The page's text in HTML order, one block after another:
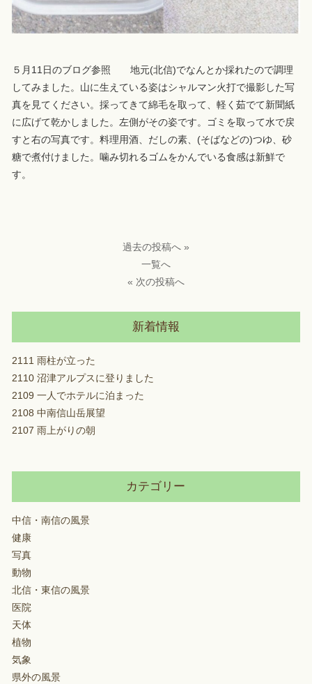
５月11日のブログ参照 地元(北信)でなんとか採れたので調理
してみました。山に生えている姿はシャルマン火打で撮影した写
真を見てください。採ってきて綿毛を取って、軽く茹でて新聞紙
に広げて乾かしました。左側がその姿です。ゴミを取って水で戻
すと右の写真です。料理用酒、だしの素、(そばなどの)つゆ、砂
糖で煮付けました。噛み切れるゴムをかんでいる食感は新鮮で
す。
過去の投稿へ »
一覧へ
« 次の投稿へ
新着情報
2111 雨柱が立った
2110 沼津アルプスに登りました
2109 一人でホテルに泊まった
2108 中南信山岳展望
2107 雨上がりの朝
カテゴリー
中信・南信の風景
健康
写真
動物
北信・東信の風景
医院
天体
植物
気象
県外の風景